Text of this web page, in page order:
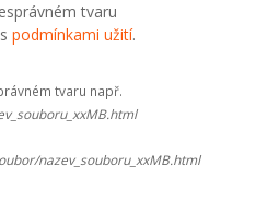
tvaru
podmínkami užití.
tvaru např.
nazev_souboru_xxMB.html